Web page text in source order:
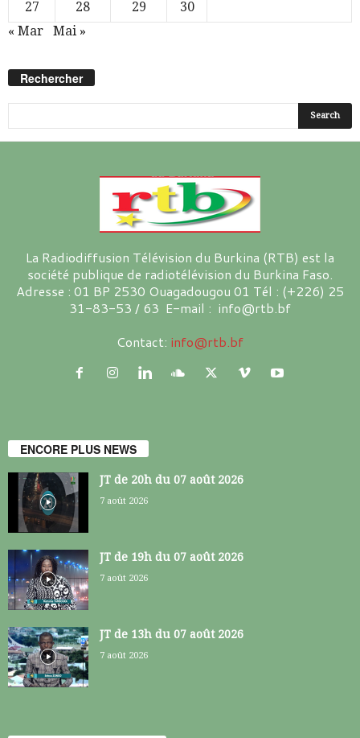
27
28 29
30
« Mar
Mai »
Rechercher
La Radiodiffusion Télévision du Burkina (RTB) est la
société publique de radiotélévision du Burkina Faso.
Adresse : 01 BP 2530 Ouagadougou 01 Tél : (+226) 25
31-83-53 / 63 E-mail : info@rtb.bf
Contact: info@rtb.bf
ENCORE PLUS NEWS
JT de 20h du 07 août 2026
7 août 2026
JT de 19h du 07 août 2026
7 août 2026
JT de 13h du 07 août 2026
7 août 2026